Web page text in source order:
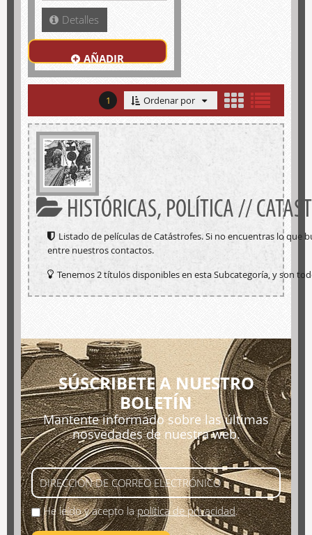
Detalles
AÑADIR
1 Ordenar por
HISTÓRICAS, POLÍTICA //
Listado de películas de Catástrofes. Si no encuentras lo
entre nuestros contactos.
Tenemos 2 títulos disponibles en esta Subcategoría, y son
SÚSCRIBETE A NUESTRO
BOLETÍN
Mantente informado sobre las últimas
nosvedades de nuestra web.
He leído y acepto lapolítica de privacidad.